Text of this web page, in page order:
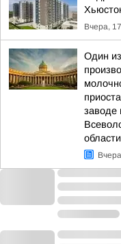
Вчера,
Один
заводе
области